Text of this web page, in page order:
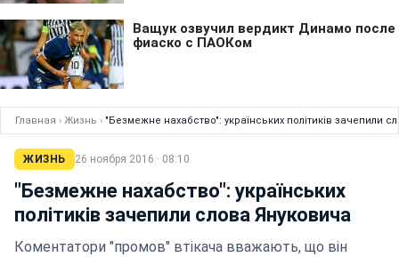
Главная › Жизнь › "Безмежне нахабство": українських політиків зачепили
ЖИЗНЬ 26 ноября 2016 · 08:10
"Безмежне нахабство": українських
політиків зачепили слова Януковича
Коментатори "промов" втікача вважають, що він